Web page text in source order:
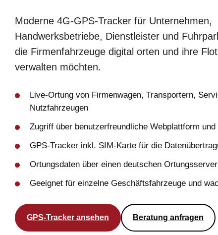
Moderne 4G-GPS-Tracker für Unternehmen,
Handwerksbetriebe, Dienstleister und
die Firmenfahrzeuge digital orten und ihre
verwalten möchten.
Live-Ortung von Firmenwagen, Transportern,
Nutzfahrzeugen
Zugriff über benutzerfreundliche Webplattform und
GPS-Tracker inkl. SIM-Karte für die
Ortungsdaten über einen deutschen Ortungsserver
Geeignet für einzelne Geschäftsfahrzeuge und
GPS-Tracker ansehen Beratung anfragen